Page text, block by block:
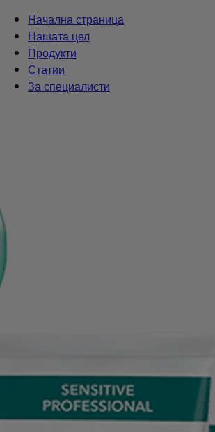
Начална страница
Нашата цел
Продукти
Статии
За специалисти